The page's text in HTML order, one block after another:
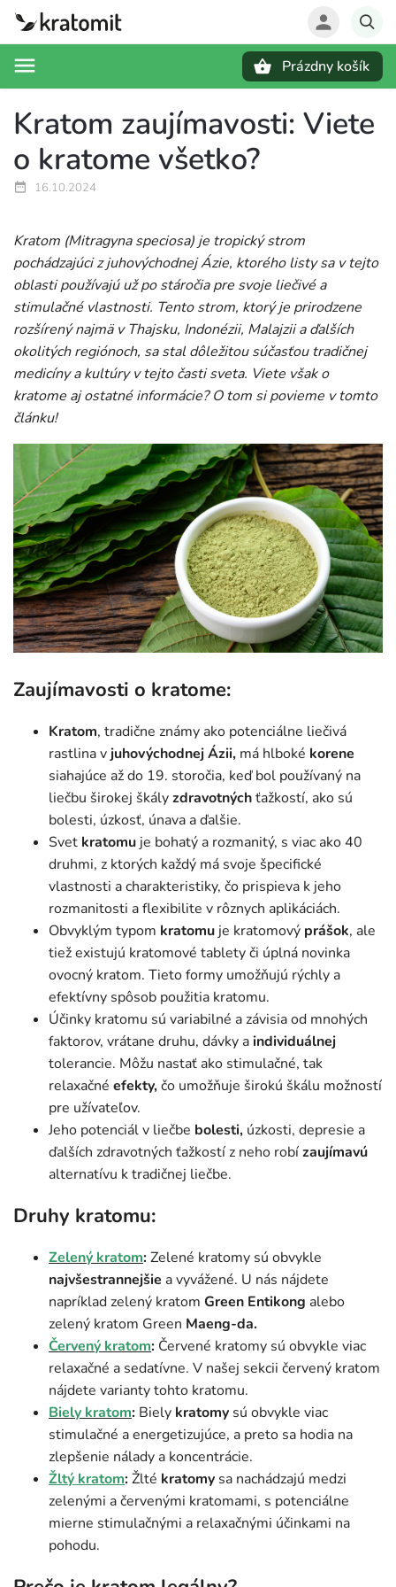
Prázdny košík
Kratom zaujímavosti: Viete
o kratome všetko?
16.10.2024
Kratom (Mitragyna speciosa) je tropický strom
pochádzajúci z juhovýchodnej Ázie, ktorého listy sa v tejto
oblasti používajú už po stáročia pre svoje liečivé a
stimulačné vlastnosti. Tento strom, ktorý je prirodzene
rozšírený najmä v Thajsku, Indonézii, Malajzii a ďalších
okolitých regiónoch, sa stal dôležitou súčasťou tradičnej
medicíny a kultúry v tejto časti sveta. Viete však o
kratome aj ostatné informácie? O tom si povieme v tomto
článku!
Zaujímavosti o kratome:
Kratom, tradične známy ako potenciálne liečivá
rastlina v juhovýchodnej Ázii, má hlboké korene
siahajúce až do 19. storočia, keď bol používaný na
liečbu širokej škályzdravotnýchťažkostí, ako sú
bolesti, úzkosť, únava a ďalšie.
Svet kratomu je bohatý a rozmanitý, s viac ako 40
druhmi, z ktorých každý má svoje špecifické
vlastnosti a charakteristiky, čo prispieva k jeho
rozmanitosti a flexibilite v rôznych aplikáciách.
Obvyklým typom kratomu je kratomový prášok, ale
tiež existujú kratomové tablety či úplná novinka
ovocný kratom. Tieto formy umožňujú rýchly a
efektívny spôsob použitia kratomu.
Účinky kratomu sú variabilné a závisia od mnohých
faktorov, vrátane druhu, dávky aindividuálnej
tolerancie. Môžu nastať ako stimulačné, tak
relaxačné efekty,čo umožňuje širokú škálu možností
pre užívateľov.
Jeho potenciál v liečbe bolesti, úzkosti, depresie a
ďalších zdravotných ťažkostí z neho robízaujímavú
alternatívu k tradičnej liečbe.
Druhy kratomu:
Zelený kratom:Zelené kratomy sú obvykle
najvšestrannejšie a vyvážené. U nás nájdete
napríklad zelený kratom Green Entikong alebo
zelený kratom Green Maeng-da.
Červený kratom: Červené kratomy sú obvykle viac
relaxačné a sedatívne. V našej sekcii červený kratom
nájdete varianty tohto kratomu.
Biely kratom: Biely kratomy sú obvykle viac
stimulačné a energetizujúce, a preto sa hodia na
zlepšenie nálady a koncentrácie.
Žltý kratom:Žlté kratomy sa nachádzajú medzi
zelenými a červenými kratomami, s potenciálne
mierne stimulačnými a relaxačnými účinkami na
pohodu.